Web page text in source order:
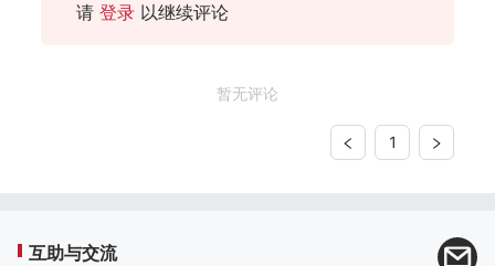
请 登录 以继续评论
暂无评论
1
互助与交流